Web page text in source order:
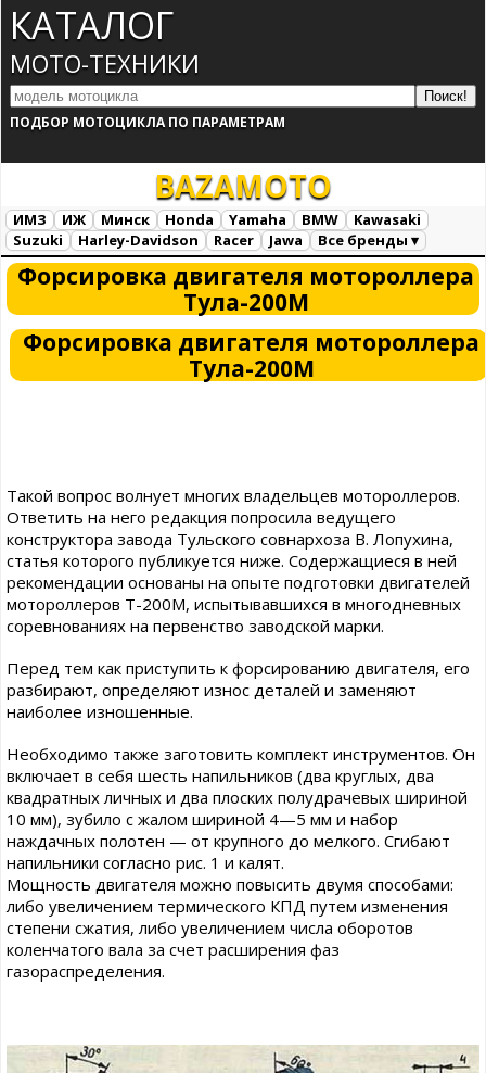
КАТАЛОГ
МОТО-ТЕХНИКИ
ПОДБОР МОТОЦИКЛА ПО ПАРАМЕТРАМ
BAZAMOTO
ИМЗ ИЖ Минск Honda Yamaha BMW
Kawasaki
Suzuki
Harley-Davidson Racer Jawa
Все бренды ▾
Все марки
Загрузка...
Форсировка двигателя мотороллера
Тула-200М
Форсировка двигателя мотороллера
Тула-200М
Такой вопрос волнует многих владельцев мотороллеров.
Ответить на него редакция попросила ведущего
конструктора завода Тульского совнархоза В. Лопухина,
статья которого публикуется ниже. Содержащиеся в ней
рекомендации основаны на опыте подготовки двигателей
мотороллеров Т-200М, испытывавшихся в многодневных
соревнованиях на первенство заводской марки.
Перед тем как приступить к форсированию двигателя, его
разбирают, определяют износ деталей и заменяют
наиболее изношенные.
Необходимо также заготовить комплект инструментов. Он
включает в себя шесть напильников (два круглых, два
квадратных личных и два плоских полудрачевых шириной
10 мм), зубило с жалом шириной 4—5 мм и набор
наждачных полотен — от крупного до мелкого. Сгибают
напильники согласно рис. 1 и калят.
Мощность двигателя можно повысить двумя способами:
либо увеличением термического КПД путем изменения
степени сжатия, либо увеличением числа оборотов
коленчатого вала за счет расширения фаз
газораспределения.